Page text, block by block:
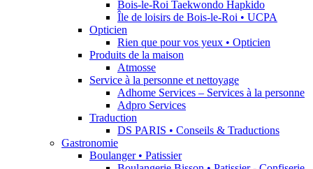
Bois-le-Roi Taekwondo Hapkido
Île de loisirs de Bois-le-Roi • UCPA
Opticien
Rien que pour vos yeux • Opticien
Produits de la maison
Atmosse
Service à la personne et nettoyage
Adhome Services – Services à la personne
Adpro Services
Traduction
DS PARIS • Conseils & Traductions
Gastronomie
Boulanger • Patissier